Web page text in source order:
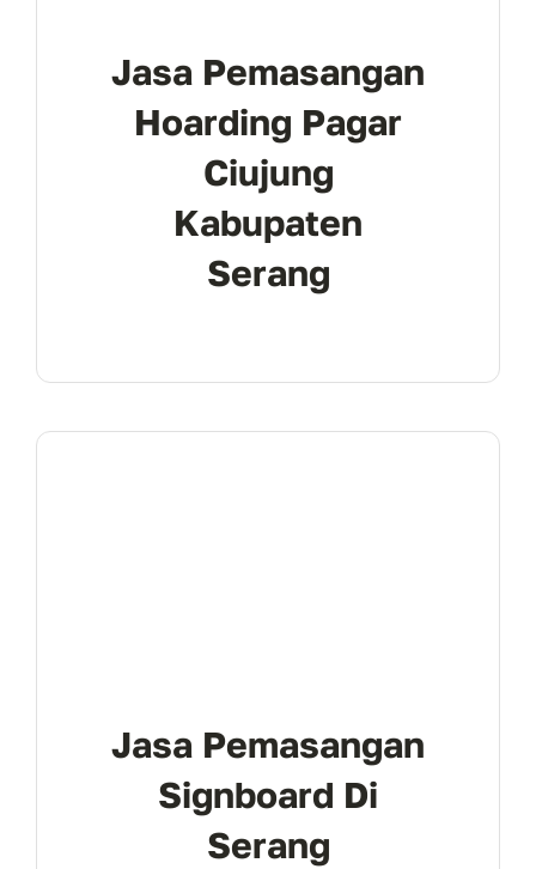
Jasa Pemasangan
Hoarding Pagar
Ciujung
Kabupaten
Serang
Jasa Pemasangan
Signboard Di
Serang